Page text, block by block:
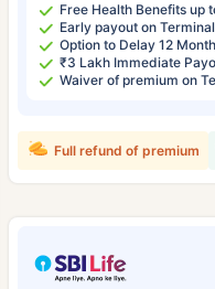
Free Health Benefits up
Early payout on
Option to Delay 12
₹3 Lakh Immediate
Waiver of premium on
Full refund of premium